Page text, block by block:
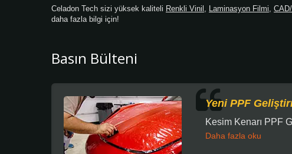
Celadon Tech sizi yüksek kaliteli Renkli Vinil Laminasyon Filmi
daha fazla bilgi için!
Basın Bülteni
Yeni PPF
Kesim Kenarı PPF
Daha fazla oku